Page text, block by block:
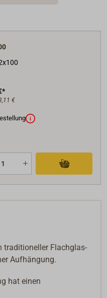
€
traditioneller Flachglas-
Aufhängung.
hat einen